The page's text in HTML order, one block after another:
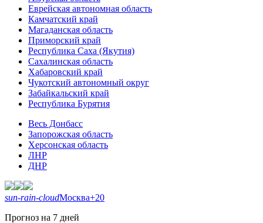
Еврейская автономная область
Камчатский край
Магаданская область
Приморский край
Республика Саха (Якутия)
Сахалинская область
Хабаровский край
Чукотский автономный округ
Забайкальский край
Республика Бурятия
Весь Донбасс
Запорожская область
Херсонская область
ЛНР
ДНР
sun-rain-cloudМосква+20
Прогноз на 7 дней